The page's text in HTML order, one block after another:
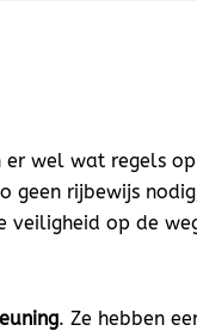
er wel wat regels op
geen rijbewijs
veiligheid op de
. Ze hebben